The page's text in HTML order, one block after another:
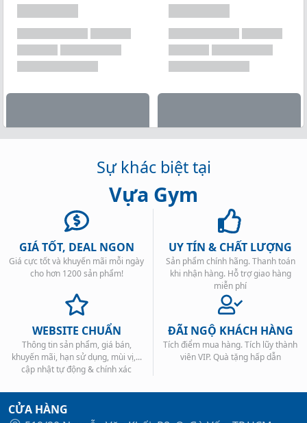
Xem tất cả →
Sự khác biệt tại
Vựa Gym
GIÁ TỐT, DEAL NGON
Giá cực tốt và khuyến mãi mỗi ngày
cho hơn 1200 sản phẩm!
UY TÍN & CHẤT LƯỢNG
Sản phẩm chính hãng. Thanh toán
khi nhận hàng. Hỗ trợ giao hàng
miễn phí
WEBSITE CHUẨN
Thông tin sản phẩm, giá bán,
khuyến mãi, hạn sử dụng, mùi vị,...
cập nhật tự động & chính xác
ĐÃI NGỘ KHÁCH HÀNG
Tích điểm mua hàng. Tích lũy thành
viên VIP. Quà tặng hấp dẫn
CỬA HÀNG